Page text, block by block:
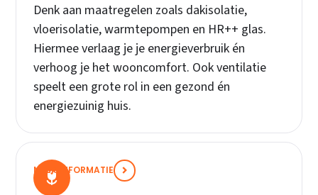
Denk aan maatregelen zoals dakisolatie,
vloerisolatie, warmtepompen en HR++ glas.
Hiermee verlaag je je energieverbruik én
verhoog je het wooncomfort. Ook ventilatie
speelt een grote rol in een gezond én
energiezuinig huis.
MEER INFORMATIE